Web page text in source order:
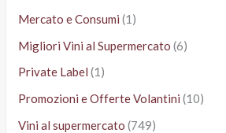
Mercato e Consumi (1)
Migliori Vini al Supermercato (6)
Private Label (1)
Promozioni e Offerte Volantini (10)
Vini al supermercato (749)